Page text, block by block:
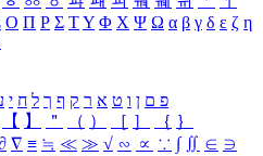
Ο Π Ρ Σ ΤΥ Φ Χ Ψ Ω α β γ δ ε ζ η
פ ם ן ו ט א ר ק ף ך ל ח י
【 】 ＂ （ ） ［ ］ ｛ ｝
∇ ≡ ≒ ≪ ≫ √ ∽ ∝ ∵ ∫ ∬ ∈ ∋